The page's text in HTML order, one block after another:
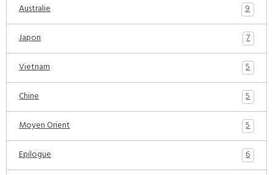
Australie
9
Japon
7
Vietnam
5
Chine
5
Moyen Orient
5
Epilogue
6